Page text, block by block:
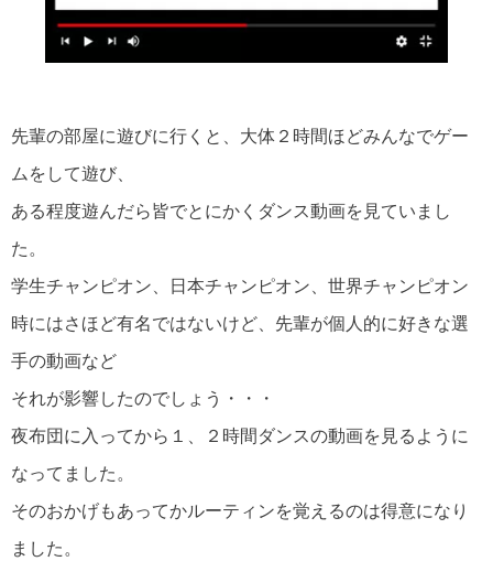
先輩の部屋に遊びに行くと、大体２時間ほどみんなでゲー
ムをして遊び、
ある程度遊んだら皆でとにかくダンス動画を見ていまし
た。
学生チャンピオン、日本チャンピオン、世界チャンピオン
時にはさほど有名ではないけど、先輩が個人的に好きな選
手の動画など
それが影響したのでしょう・・・
夜布団に入ってから１、２時間ダンスの動画を見るように
なってました。
そのおかげもあってかルーティンを覚えるのは得意になり
ました。